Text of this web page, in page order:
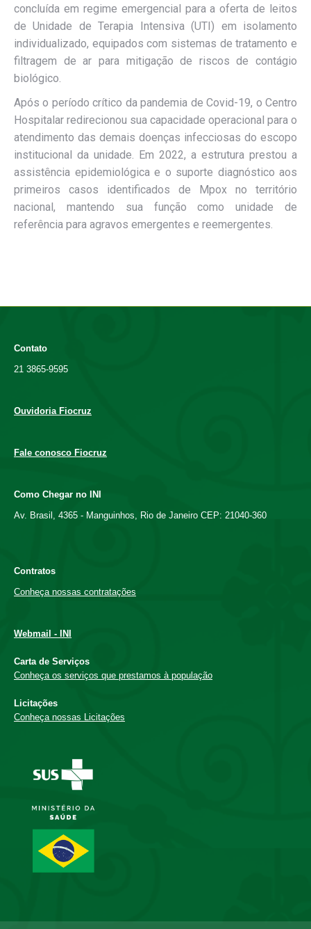
concluída em regime emergencial para a oferta de leitos
de Unidade de Terapia Intensiva (UTI) em isolamento
individualizado, equipados com sistemas de tratamento e
filtragem de ar para mitigação de riscos de contágio
biológico.
Após o período crítico da pandemia de Covid-19, o Centro
Hospitalar redirecionou sua capacidade operacional para o
atendimento das demais doenças infecciosas do escopo
institucional da unidade. Em 2022, a estrutura prestou a
assistência epidemiológica e o suporte diagnóstico aos
primeiros casos identificados de Mpox no território
nacional, mantendo sua função como unidade de
referência para agravos emergentes e reemergentes.
Contato
21 3865-9595
Ouvidoria Fiocruz
Fale conosco Fiocruz
Como Chegar no INI
Av. Brasil, 4365 - Manguinhos, Rio de Janeiro CEP: 21040-360
Contratos
Conheça nossas contratações
Webmail - INI
Carta de Serviços
Conheça os serviços que prestamos à população
Licitações
Conheça nossas Licitações